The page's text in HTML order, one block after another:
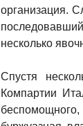
организация.
несколько
Спустя
Компартии